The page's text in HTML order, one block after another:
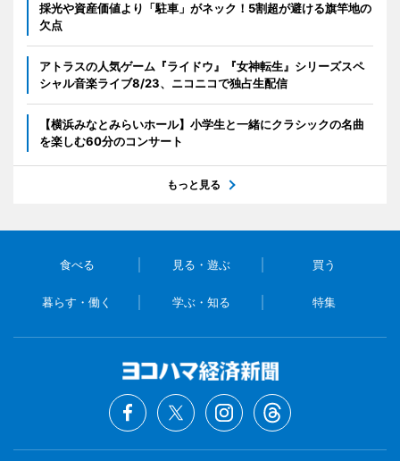
採光や資産価値より「駐車」がネック！5割超が避ける旗竿地の
欠点
アトラスの人気ゲーム『ライドウ』『女神転生』シリーズスペ
シャル音楽ライブ8/23、ニコニコで独占生配信
【横浜みなとみらいホール】小学生と一緒にクラシックの名曲
を楽しむ60分のコンサート
もっと見る
食べる 見る・遊ぶ 買う
暮らす・働く 学ぶ・知る 特集